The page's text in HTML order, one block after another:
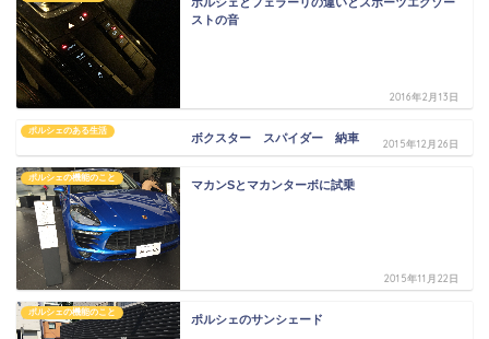
ストの音
2016年2月13日
ポルシェのある生活
ボクスター スパイダー 納車 2015年12月26日
ポルシェの機能のこと
マカンSとマカンターボに試乗
2015年11月22日
ポルシェの機能のこと
ポルシェのサンシェード